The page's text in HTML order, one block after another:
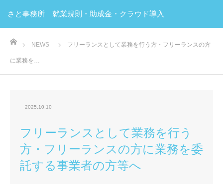
さと事務所 就業規則・助成金・クラウド導入
NEWS
フリーランスとして業務を行う方・フリーランスの方
に業務を…
2025.10.10
フリーランスとして業務を行う
方・フリーランスの方に業務を委
託する事業者の方等へ